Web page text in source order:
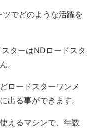
でどのような活躍を
ターはNDロードスタ
。
ロードスターワンメ
出る事ができます。
えるマシンで、年数